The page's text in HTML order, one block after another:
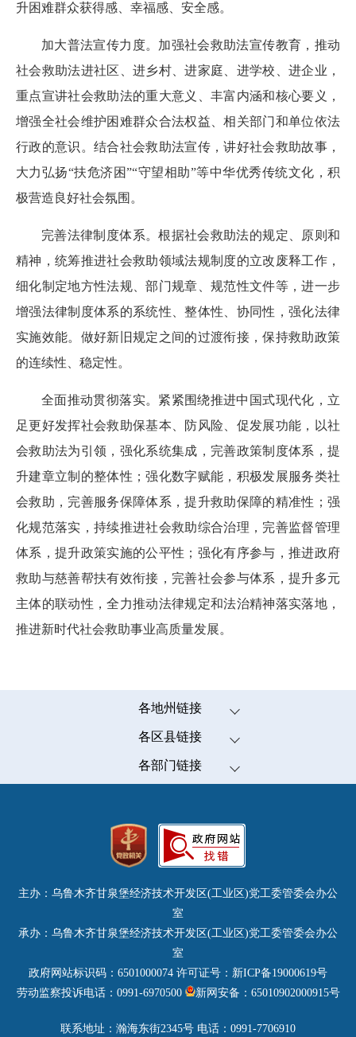
升困难群众获得感、幸福感、安全感。
加大普法宣传力度。加强社会救助法宣传教育，推动
社会救助法进社区、进乡村、进家庭、进学校、进企业，
重点宣讲社会救助法的重大意义、丰富内涵和核心要义，
增强全社会维护困难群众合法权益、相关部门和单位依法
行政的意识。结合社会救助法宣传，讲好社会救助故事，
大力弘扬“扶危济困”“守望相助”等中华优秀传统文化，积
极营造良好社会氛围。
完善法律制度体系。根据社会救助法的规定、原则和
精神，统筹推进社会救助领域法规制度的立改废释工作，
细化制定地方性法规、部门规章、规范性文件等，进一步
增强法律制度体系的系统性、整体性、协同性，强化法律
实施效能。做好新旧规定之间的过渡衔接，保持救助政策
的连续性、稳定性。
全面推动贯彻落实。紧紧围绕推进中国式现代化，立
足更好发挥社会救助保基本、防风险、促发展功能，以社
会救助法为引领，强化系统集成，完善政策制度体系，提
升建章立制的整体性；强化数字赋能，积极发展服务类社
会救助，完善服务保障体系，提升救助保障的精准性；强
化规范落实，持续推进社会救助综合治理，完善监督管理
体系，提升政策实施的公平性；强化有序参与，推进政府
救助与慈善帮扶有效衔接，完善社会参与体系，提升多元
主体的联动性，全力推动法律规定和法治精神落实落地，
推进新时代社会救助事业高质量发展。
各地州链接
伊犁哈萨克自治州
塔城地区
博尔塔拉蒙古自治州
昌吉回族自治州
乌鲁木齐市
哈密市
巴音郭楞蒙古自治州
吐鲁番市
阿克苏地区
喀什地区
克孜勒苏柯尔克孜自治州
和田地区
各区县链接
米东区
高新技术开发区(新市区)
天山区
沙依巴克区
达坂城区
乌鲁木齐县
各部门链接
科学技术局
工业和信息化局
民政局
司法局
财政局
人力资源和社会保障局
自然资源局
主办：乌鲁木齐甘泉堡经济技术开发区(工业区)党工委管委会办公
室
承办：乌鲁木齐甘泉堡经济技术开发区(工业区)党工委管委会办公
室
政府网站标识码：6501000074 许可证号：新ICP备19000619号
劳动监察投诉电话：0991-6970500
新网安备：65010902000915号
联系地址：瀚海东街2345号 电话：0991-7706910